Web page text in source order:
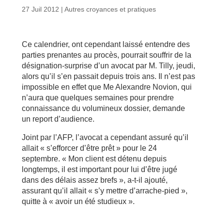
27 Juil 2012 | Autres croyances et pratiques
Ce calendrier, ont cependant laissé entendre des
parties prenantes au procès, pourrait souffrir de la
désignation-surprise d’un avocat par M. Tilly, jeudi,
alors qu’il s’en passait depuis trois ans. Il n’est pas
impossible en effet que Me Alexandre Novion, qui
n’aura que quelques semaines pour prendre
connaissance du volumineux dossier, demande
un report d’audience.
Joint par l’AFP, l’avocat a cependant assuré qu’il
allait « s’efforcer d’être prêt » pour le 24
septembre. « Mon client est détenu depuis
longtemps, il est important pour lui d’être jugé
dans des délais assez brefs », a-t-il ajouté,
assurant qu’il allait « s’y mettre d’arrache-pied »,
quitte à « avoir un été studieux ».